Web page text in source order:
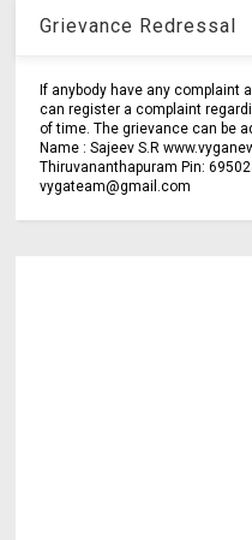
Grievance Redressal
If anybody have any complaint
can register a complaint
of time. The grievance can be
Name : Sajeev S.R
Thiruvananthapuram Pin:
vygateam@gmail.com